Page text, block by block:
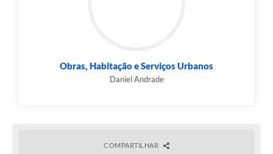
Obras, Habitação e Serviços Urbanos
Daniel Andrade
COMPARTILHAR